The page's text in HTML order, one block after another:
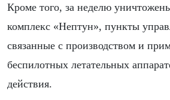
Кроме того, за неделю
комплекс «Нептун», пункты
связанные с производством и
беспилотных летательных
действия.